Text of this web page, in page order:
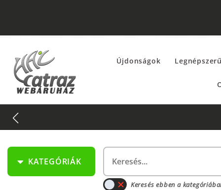
Újdonságok
KATEGÓRIÁK
Keresés ebben a